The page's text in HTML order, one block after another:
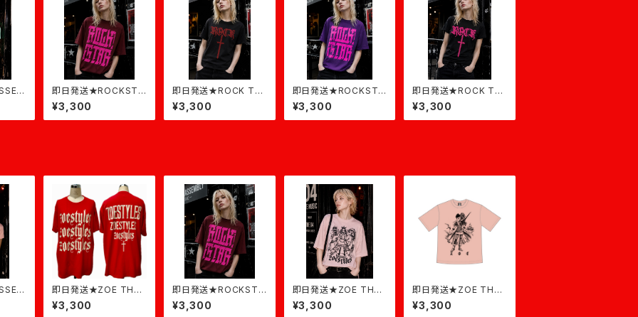
即日発送★ROCKSTA
R★バーガンディ×ピン
ク
¥3,300
即日発送★ROCK T-S
hirt★黒×バーガンディ
¥3,300
即日発送★ROCKSTA
R★パープル×ピンク
¥3,300
即日発送★ROCK T-S
hirt★黒×ピンク
¥3,300
即日発送★ZOE THE
LOGO★赤×ベージュ
¥3,300
即日発送★ROCKSTA
R★バーガンディ×ピン
ク
¥3,300
即日発送★ZOE THE
QUEEN★ダスティピン
ク
¥3,300
即日発送★ZOE THE
PIRATE T-shirt★ダス
ティピンク
¥3,300